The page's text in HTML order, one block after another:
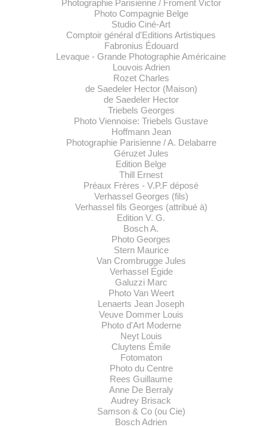
Photographie Parisienne / Froment Victor
Photo Compagnie Belge
Studio Ciné-Art
Comptoir général d'Editions Artistiques
Fabronius Édouard
Levaque - Grande Photographie Américaine
Louvois Adrien
Rozet Charles
de Saedeler Hector (Maison)
de Saedeler Hector
Triebels Georges
Photo Viennoise: Triebels Gustave
Hoffmann Jean
Photographie Parisienne / A. Delabarre
Géruzet Jules
Edition Belge
Thill Ernest
Préaux Frères - V.P.F déposé
Verhassel Georges (fils)
Verhassel fils Georges (attribué à)
Edition V. G.
Bosch A.
Photo Georges
Stern Maurice
Van Crombrugge Jules
Verhassel Égide
Galuzzi Marc
Photo Van Weert
Lenaerts Jean Joseph
Veuve Dommer Louis
Photo d'Art Moderne
Neyt Louis
Cluytens Émile
Fotomaton
Photo du Centre
Rees Guillaume
Anne De Berraly
Audrey Brisack
Samson & Co (ou Cie)
Bosch Adrien